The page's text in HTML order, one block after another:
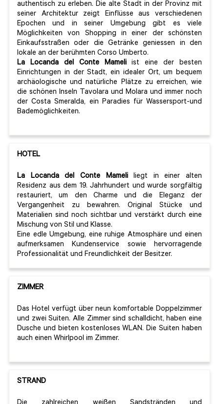
authentisch zu erleben. Die alte Stadt in der Provinz mit
seiner Architektur zeigt Einflüsse aus verschiedenen
Epochen und in seiner Umgebung gibt es viele
Möglichkeiten von Shopping in einer der schönsten
Einkaufsstraßen oder die Getränke geniessen in den
lokale an der berühmten Corso Umberto.
La Locanda del Conte Mameliist eine der besten
Einrichtungen in der Stadt, ein idealer Ort, um bequem
archäologische und natürliche Plätze zu erreichen, wie
die schönen Inseln Tavolara und Molara und immer noch
der Costa Smeralda, ein Paradies für Wassersport-und
Bademöglichkeiten.
HOTEL
La Locanda del Conte Mameliliegt in einer alten
Residenz aus dem 19. Jahrhundert und wurde sorgfältig
restauriert, um den Charme und die Eleganz der
Vergangenheit zu bewahren. Original Stücke und
Materialien sind noch sichtbar und verstärkt durch eine
Mischung von Stil und Klasse.
Eine edle Umgebung, eine ruhige Atmosphäre und einen
aufmerksamen Kundenservice sowie hervorragende
Professionalität und Freundlichkeit der Besitzer.
ZIMMER
Das Hotel verfügt über neun komfortable Doppelzimmer
und zwei Suiten. Alle Zimmer sind schalldicht, haben eine
Dusche und bieten kostenloses WLAN. Die Suiten haben
auch einen Whirlpool im Zimmer.
STRAND